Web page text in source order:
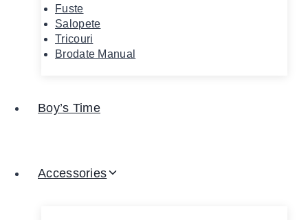
Fuste
Salopete
Tricouri
Brodate Manual
Boy’s Time
Accessories